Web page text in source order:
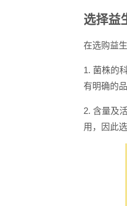
选择益
在选购益
1. 菌株的
有明确的
2. 含量及
用，因此